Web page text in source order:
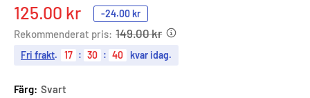
Sale
price
125.00 kr -24.00 kr
Rekommenderat pris: 149.00 kr
Fri frakt. 17 : 30 : 39 kvar idag.
Färg: Svart